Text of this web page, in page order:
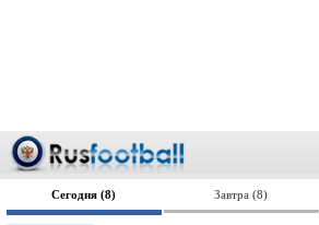
Сегодня (8) Завтра (8)